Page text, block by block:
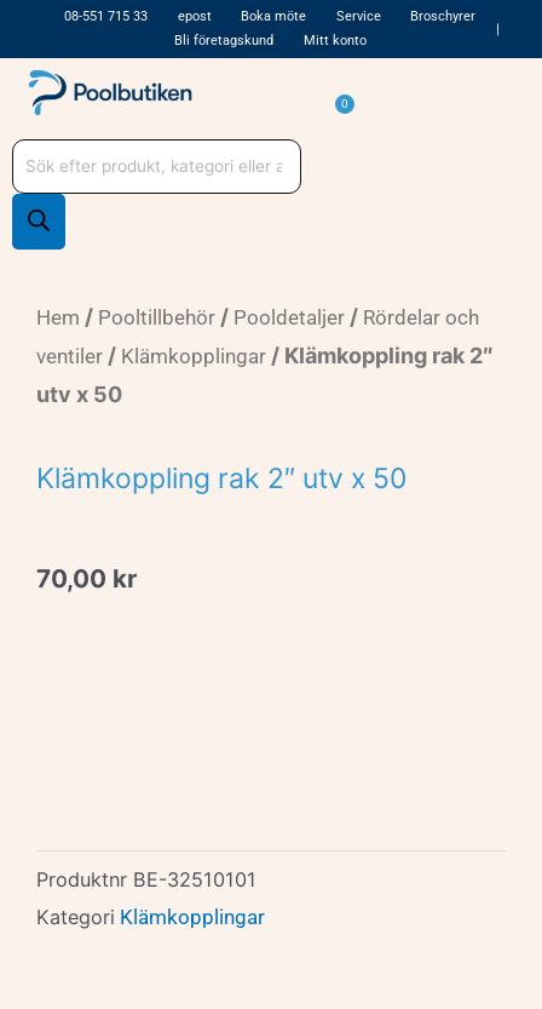
till
innehåll
08-551 715 33 epost Boka möte Service
Broschyrer
Bli företagskund
Mitt konto
0
Varukorg
Produktsökning
Hem / Pooltillbehör / Pooldetaljer / Rördelar och
ventiler / Klämkopplingar / Klämkoppling rak 2″
utv x 50
Klämkoppling rak 2″ utv x 50
70,00 kr
Produktnr BE-32510101
Kategori Klämkopplingar